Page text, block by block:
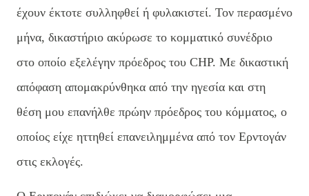
έχουν έκτοτε συλληφθεί ή φυλακιστεί. Τον περασμένο
μήνα, δικαστήριο ακύρωσε το κομματικό συνέδριο
στο οποίο εξελέγην πρόεδρος του CHP. Με δικαστική
απόφαση απομακρύνθηκα από την ηγεσία και στη
θέση μου επανήλθε πρώην πρόεδρος του κόμματος, ο
οποίος είχε ηττηθεί επανειλημμένα από τον Ερντογάν
στις εκλογές.